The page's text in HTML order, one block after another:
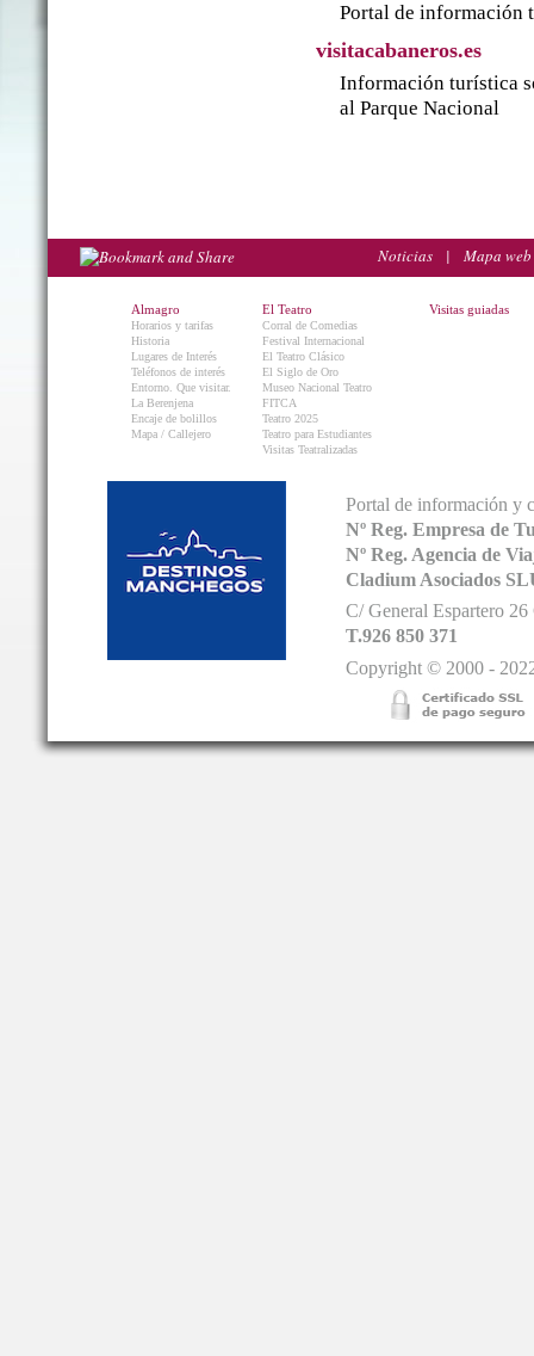
Portal de información
visitacabaneros.es
Información turística
al Parque Nacional
Noticias | Mapa web
Almagro
Horarios y tarifas
Historia
Lugares de Interés
Teléfonos de interés
Entorno. Que visitar.
La Berenjena
Encaje de bolillos
Mapa / Callejero
El Teatro
Corral de Comedias
Festival Internacional
El Teatro Clásico
El Siglo de Oro
Museo Nacional Teatro
FITCA
Teatro 2025
Teatro para Estudiantes
Visitas Teatralizadas
Visitas guiadas
Portal de información y
Nº Reg. Empresa de
Nº Reg. Agencia de
Cladium Asociados
C/ General Espartero
T.926 850 371
Copyright © 2000 -